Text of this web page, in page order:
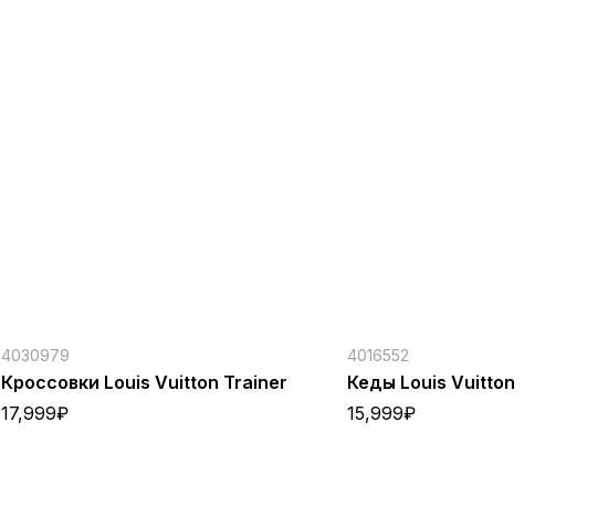
4030979
Кроссовки Louis Vuitton Trainer
17,999₽
4016552
Кеды Louis Vuitton
15,999₽